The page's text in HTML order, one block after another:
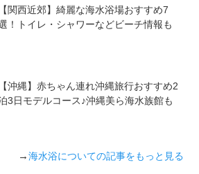
【関西近郊】綺麗な海水浴場おすすめ7
！トイレ・シャワーなどビーチ情報も
【沖縄】赤ちゃん連れ沖縄旅行おすすめ2
3日モデルコース♪沖縄美ら海水族館も
→ 海水浴についての記事をもっと見る